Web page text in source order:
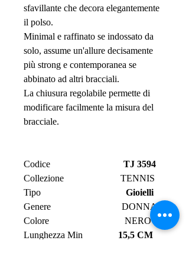
sfavillante che decora elegantemente
il polso.
Minimal e raffinato se indossato da
solo, assume un'allure decisamente
più strong e contemporanea se
abbinato ad altri bracciali.
La chiusura regolabile permette di
modificare facilmente la misura del
bracciale.
Codice
TJ 3594
Collezione TENNIS
Tipo Gioielli
Genere DONNA
Colore NERO
Lunghezza Min 15,5 CM